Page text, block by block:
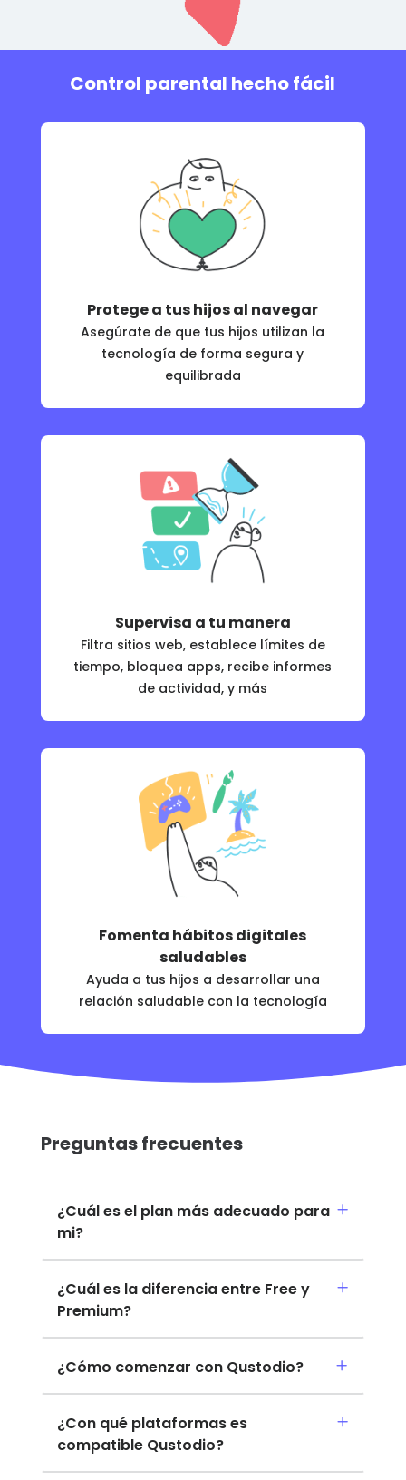
Control parental hecho fácil
Protege a tus hijos al navegar
Asegúrate de que tus hijos utilizan la
tecnología de forma segura y
equilibrada
Supervisa a tu manera
Filtra sitios web, establece límites de
tiempo, bloquea apps, recibe informes
de actividad, y más
Fomenta hábitos digitales
saludables
Ayuda a tus hijos a desarrollar una
relación saludable con la tecnología
Preguntas frecuentes
¿Cuál es el plan más adecuado para
mi?
¿Cuál es la diferencia entre Free y
Premium?
¿Cómo comenzar con Qustodio?
¿Con qué plataformas es
compatible Qustodio?